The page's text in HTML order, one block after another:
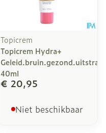
Topicrem
Topicrem Hydra+
Geleid.bruin.gezond.uitstral.
40ml
€ 20,95
Niet beschikbaar